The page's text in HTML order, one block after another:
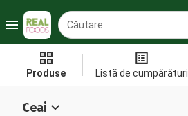
Produse Listă de cumpărături
Ceai